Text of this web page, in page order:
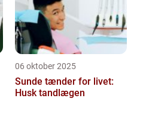
06 oktober 2025
Sunde tænder for livet:
Husk tandlægen